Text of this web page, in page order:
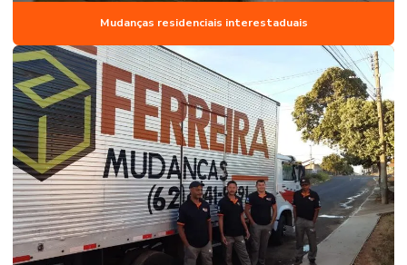
Mudanças residenciais interestaduais